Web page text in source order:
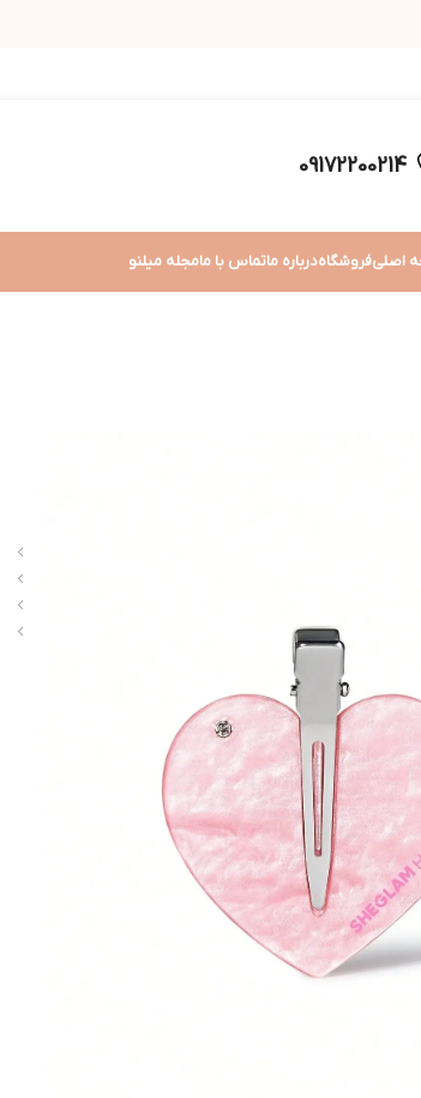
09172200214
اصلیفروشگاهدرباره ماتماس با مامجله میلنو